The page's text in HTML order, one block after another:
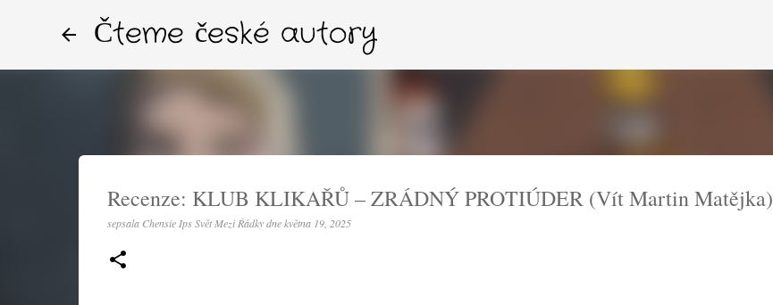
Čteme české autory
Recenze: KLUB KLIKAŘŮ – ZRÁDNÝ PROTIÚDER (Vít Martin Matějka)
sepsala Chensie Ips Svět Mezi Řádky dnekvětna 19, 2025